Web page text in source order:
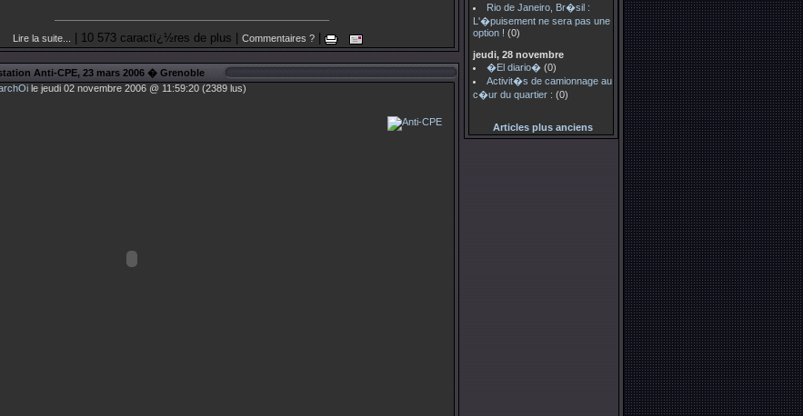
Lire la suite... | 10 573 caractï¿½res de plus | Commentaires ?
Anti-CPE, 23 mars 2006 � Grenoble
le jeudi 02 novembre 2006 @ 11:59:20 (2389 lus)
Rio de Janeiro, Br�sil :
L'�puisement ne sera pas une
option ! (0)
jeudi, 28 novembre
�El diario� (0)
Activit�s de camionnage au
c�ur du quartier : (0)
Articles plus anciens